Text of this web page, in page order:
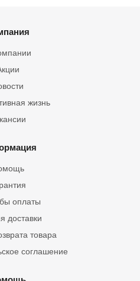
жизнь
оплаты
доставки
товара
соглашение